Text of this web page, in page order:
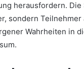
herausfordern.
sondern Teilnehmer
Wahrheiten in